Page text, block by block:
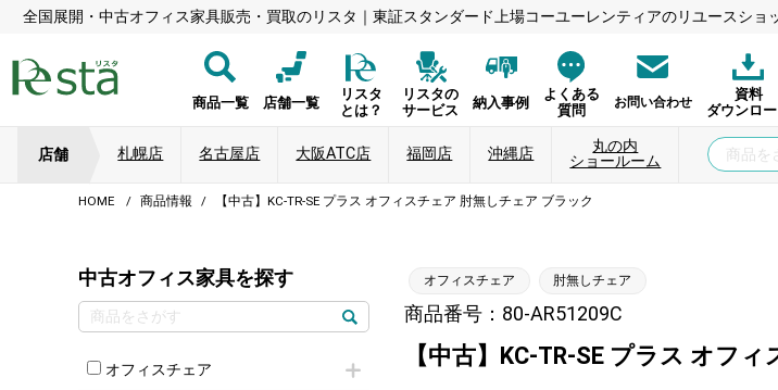
全国展開・中古オフィス家具販売・買取のリスタ｜東証スタンダード上場コーユーレンティアのリユースショ
商品一覧 店舗一覧
リスタ
とは？
リスタの
サービス
納入事例
よくある
質問
お問い合わせ
資料
ダウンロ
店舗 札幌店 名古屋店 大阪ATC店 福岡店 沖縄店
丸の内
ショールーム
HOME 商品情報 【中古】KC-TR-SE プラス オフィスチェア 肘無しチェア ブラック
中古オフィス家具を探す
オフィスチェア
オフィスチェア 肘無しチェア
商品番号：80-AR51209C
【中古】KC-TR-SE プラス オフ